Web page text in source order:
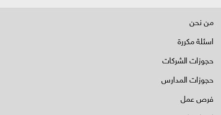
من نحن
اسئلة مكررة
حجوزات الشركات
حجوزات المدارس
فرص عمل